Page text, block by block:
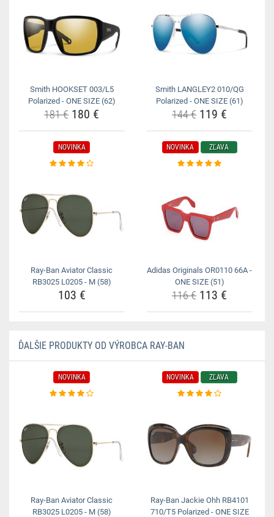
Smith HOOKSET 003/L5
Polarized - ONE SIZE (62)
181 € 180 €
Smith LANGLEY2 010/QG
Polarized - ONE SIZE (61)
144 € 119 €
NOVINKA
Ray-Ban Aviator Classic
RB3025 L0205 - M (58)
103 €
NOVINKA ZĽAVA
Adidas Originals OR0110 66A -
ONE SIZE (51)
116 € 113 €
ĎALŠIE PRODUKTY OD VÝROBCA RAY-BAN
NOVINKA
Ray-Ban Aviator Classic
RB3025 L0205 - M (58)
NOVINKA ZĽAVA
Ray-Ban Jackie Ohh RB4101
710/T5 Polarized - ONE SIZE